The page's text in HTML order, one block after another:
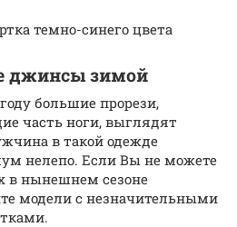
темно-синего цвета
джинсы зимой
большие прорези,
часть ноги, выглядят
в такой одежде
нелепо. Если Вы не можете
в нынешнем сезоне
модели с незначительными